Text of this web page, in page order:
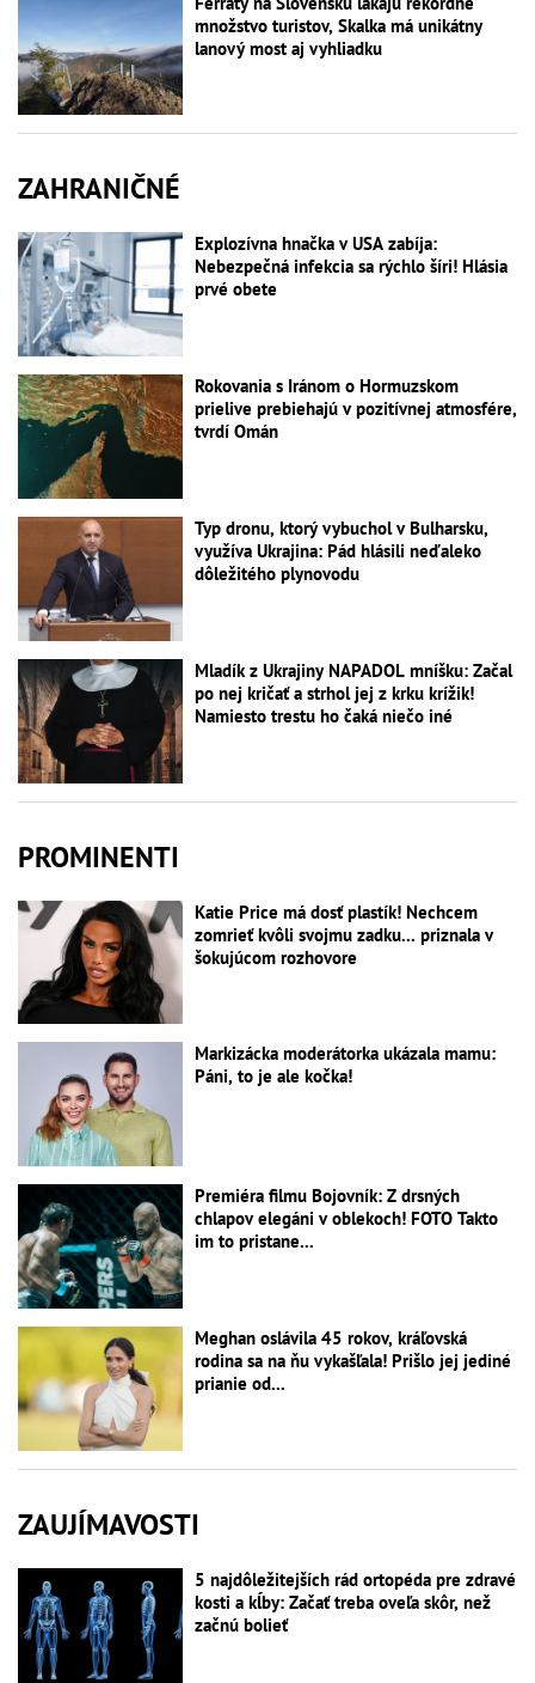
množstvo turistov, Skalka má unikátny
lanový most aj vyhliadku
ZAHRANIČNÉ
Explozívna hnačka v USA zabíja:
Nebezpečná infekcia sa rýchlo šíri! Hlásia
prvé obete
Rokovania s Iránom o Hormuzskom
prielive prebiehajú v pozitívnej atmosfére,
tvrdí Omán
Typ dronu, ktorý vybuchol v Bulharsku,
využíva Ukrajina: Pád hlásili neďaleko
dôležitého plynovodu
Mladík z Ukrajiny NAPADOL mníšku: Začal
po nej kričať a strhol jej z krku krížik!
Namiesto trestu ho čaká niečo iné
PROMINENTI
Katie Price má dosť plastík! Nechcem
zomrieť kvôli svojmu zadku... priznala v
šokujúcom rozhovore
Markizácka moderátorka ukázala mamu:
Páni, to je ale kočka!
Premiéra filmu Bojovník: Z drsných
chlapov elegáni v oblekoch! FOTO Takto
im to pristane...
Meghan oslávila 45 rokov, kráľovská
rodina sa na ňu vykašľala! Prišlo jej jediné
prianie od...
ZAUJÍMAVOSTI
5 najdôležitejších rád ortopéda pre zdravé
kosti a kĺby: Začať treba oveľa skôr, než
začnú bolieť